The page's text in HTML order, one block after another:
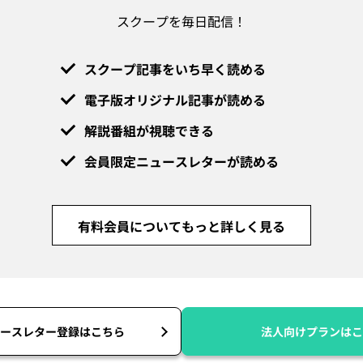
スクープを毎日配信！
スクープ記事をいち早く読める
電子版オリジナル記事が読める
解説番組が視聴できる
会員限定ニュースレターが読める
有料会員についてもっと詳しく見る
スレター登録はこちら 法人向けプランは